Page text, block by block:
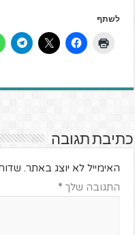
לשתף
כתיבת תגובה
האימייל לא יוצג באתר.
התגובה שלך*